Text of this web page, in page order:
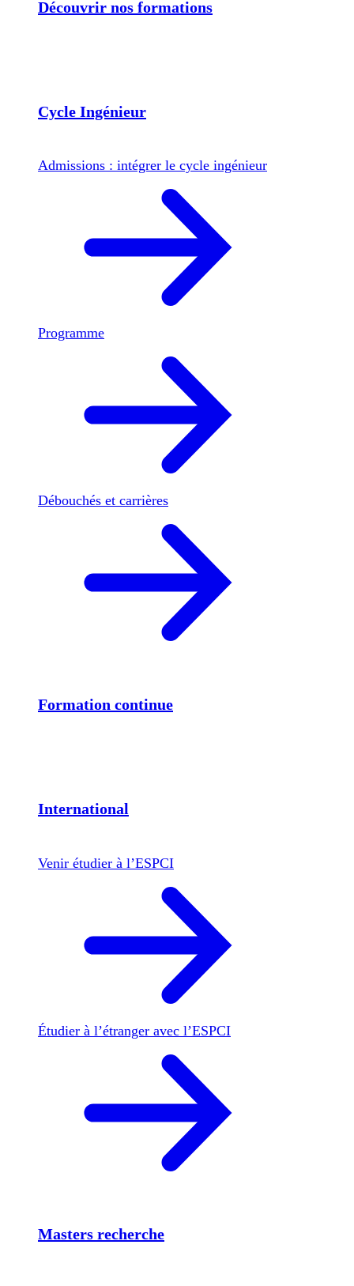
Découvrir nos formations
Cycle Ingénieur
Admissions : intégrer le cycle ingénieur
Programme
Débouchés et carrières
Formation continue
International
Venir étudier à l’ESPCI
Étudier à l’étranger avec l’ESPCI
Masters recherche